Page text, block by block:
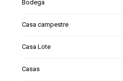
Bodega
Casa campestre
Casa Lote
Casas